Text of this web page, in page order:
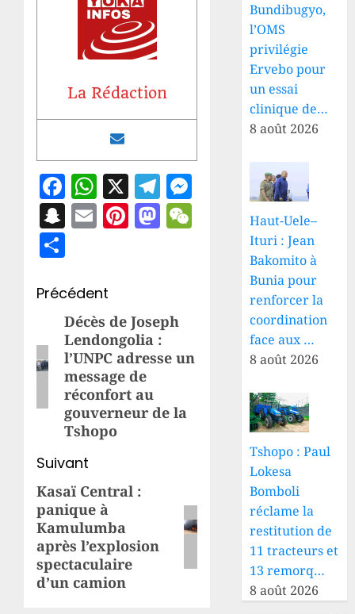
La Rédaction
Facebook
WhatsApp
X Telegram
Messenger
Snapchat
EmailPinterest
Mastodon
WeChat
Navigation
d’article
Précédent
Article
précédent:
Décès de Joseph
Lendongolia :
l’UNPC adresse un
message de
réconfort au
gouverneur de la
Tshopo
Suivant
Article
suivant:
Kasaï Central :
panique à
Kamulumba
après l’explosion
spectaculaire
d’un camion
Bundibugyo,
l’OMS
privilégie
Ervebo pour
un essai
clinique de…
8 août 2026
Haut-Uele–
Ituri : Jean
Bakomito à
Bunia pour
renforcer la
coordination
face aux …
8 août 2026
Tshopo : Paul
Lokesa
Bomboli
réclame la
restitution de
11 tracteurs et
13 remorq…
8 août 2026